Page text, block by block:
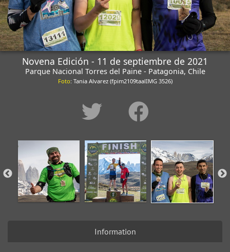
Novena Edición - 11 de septiembre de 2021
Parque Nacional Torres del Paine - Patagonia, Chile
Foto: Tania Alvarez (fpim2109taalIMG 3526)
Information